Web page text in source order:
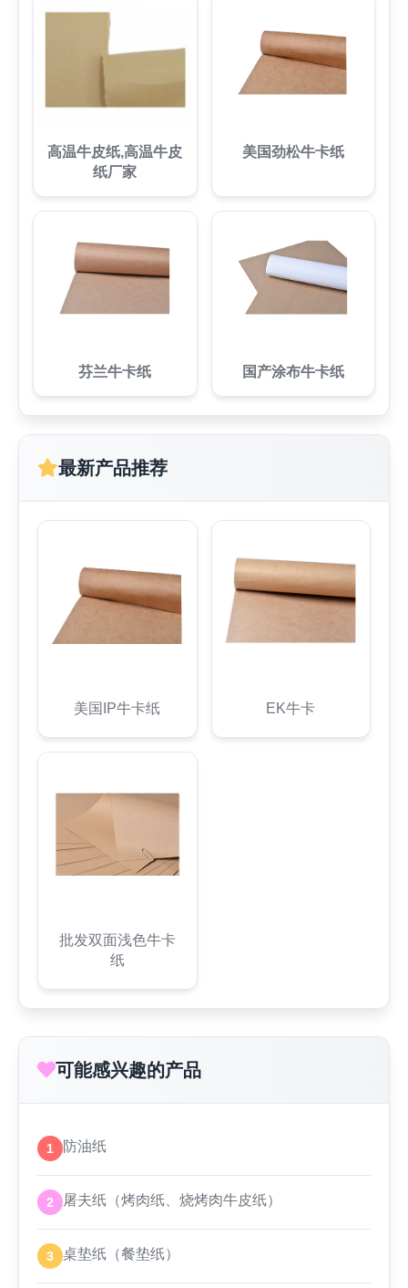
高温牛皮纸,高温牛皮
纸厂家
美国劲松牛卡纸
芬兰牛卡纸 国产涂布牛卡纸
最新产品推荐
美国IP牛卡纸 EK牛卡
批发双面浅色牛卡
纸
可能感兴趣的产品
1 防油纸
2 屠夫纸（烤肉纸、烧烤肉牛皮纸）
3 桌垫纸（餐垫纸）